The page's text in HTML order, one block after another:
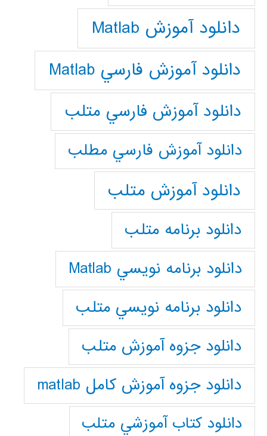
دانلود آموزش Matlab
دانلود آموزش فارسي Matlab
دانلود آموزش فارسي متلب
دانلود آموزش فارسي مطلب
دانلود آموزش متلب
دانلود برنامه متلب
دانلود برنامه نويسي Matlab
دانلود برنامه نويسي متلب
دانلود جزوه آموزش متلب
دانلود جزوه آموزش کامل matlab
دانلود كتاب آموزشي متلب